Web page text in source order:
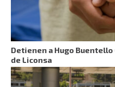
Detienen a Hugo
de Liconsa